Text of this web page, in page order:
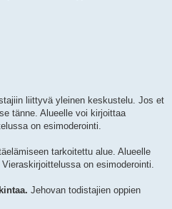
liittyvä yleinen keskustelu. Jos et
tänne. Alueelle voi kirjoittaa
on esimoderointi.
tarkoitettu alue. Alueelle
on esimoderointi.
Jehovan todistajien oppien